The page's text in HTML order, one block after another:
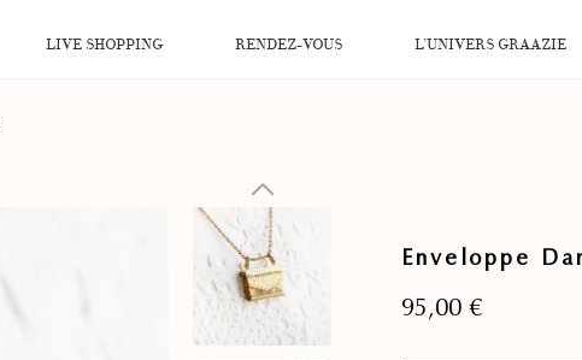
LIVE SHOPPING RENDEZ-VOUS L’UNIVERS GRAAZIE
Enveloppe
95,00 €